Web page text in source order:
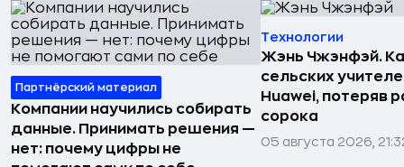
Партнёрский материал
Компании научились собирать
данные. Принимать решения —
нет: почему цифры не
Технологии
Жэнь Чжэнфэй.
сельских
Huawei, потеряв
сорока
05 августа 2026,